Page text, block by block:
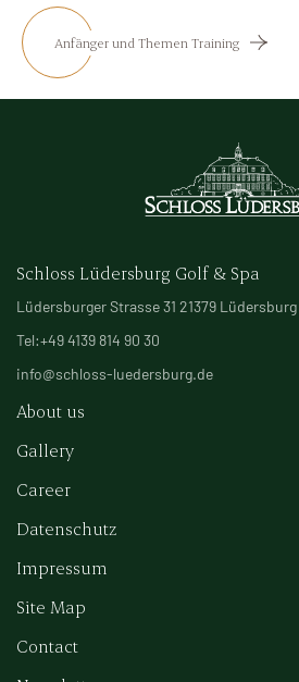
Anfänger und Themen Training
Schloss Lüdersburg Golf & Spa
Lüdersburger Strasse 31 21379 Lüdersburg
Tel:+49 4139 814 90 30
info@schloss-luedersburg.de
About us
Gallery
Career
Datenschutz
Impressum
Site Map
Contact